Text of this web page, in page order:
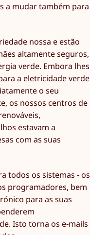
a mudar também para
nossa e estão
altamente seguros,
verde. Embora lhes
a eletricidade verde
o seu
os nossos centros de
estavam a
com as suas
todos os sistemas - os
programadores, bem
para as suas
Isto torna os e-mails